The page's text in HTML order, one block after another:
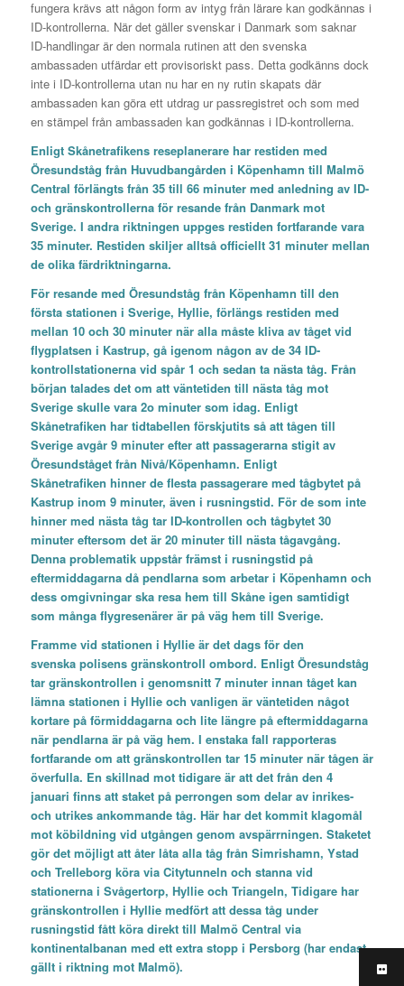
fungera krävs att någon form av intyg från lärare kan godkännas i
ID-kontrollerna. När det gäller svenskar i Danmark som saknar
ID-handlingar är den normala rutinen att den svenska
ambassaden utfärdar ett provisoriskt pass. Detta godkänns dock
inte i ID-kontrollerna utan nu har en ny rutin skapats där
ambassaden kan göra ett utdrag ur passregistret och som med
en stämpel från ambassaden kan godkännas i ID-kontrollerna.
Enligt Skånetrafikens reseplanerare har restiden med
Öresundståg från Huvudbangården i Köpenhamn till Malmö
Central förlängts från 35 till 66 minuter med anledning av ID-
och gränskontrollerna för resande från Danmark mot
Sverige. I andra riktningen uppges restiden fortfarande vara
35 minuter. Restiden skiljer alltså officiellt 31 minuter mellan
de olika färdriktningarna.
För resande med Öresundståg från Köpenhamn till den
första stationen i Sverige, Hyllie, förlängs restiden med
mellan 10 och 30 minuter när alla måste kliva av tåget vid
flygplatsen i Kastrup, gå igenom någon av de 34 ID-
kontrollstationerna vid spår 1 och sedan ta nästa tåg. Från
början talades det om att väntetiden till nästa tåg mot
Sverige skulle vara 2o minuter som idag. Enligt
Skånetrafiken har tidtabellen förskjutits så att tågen till
Sverige avgår 9 minuter efter att passagerarna stigit av
Öresundståget från Nivå/Köpenhamn. Enligt
Skånetrafiken hinner de flesta passagerare med tågbytet på
Kastrup inom 9 minuter, även i rusningstid. För de som inte
hinner med nästa tåg tar ID-kontrollen och tågbytet 30
minuter eftersom det är 20 minuter till nästa tågavgång.
Denna problematik uppstår främst i rusningstid på
eftermiddagarna då pendlarna som arbetar i Köpenhamn och
dess omgivningar ska resa hem till Skåne igen samtidigt
som många flygresenärer är på väg hem till Sverige.
Framme vid stationen i Hyllie är det dags för den
svenska polisens gränskontroll ombord. Enligt Öresundståg
tar gränskontrollen i genomsnitt 7 minuter innan tåget kan
lämna stationen i Hyllie och vanligen är väntetiden något
kortare på förmiddagarna och lite längre på eftermiddagarna
när pendlarna är på väg hem. I enstaka fall rapporteras
fortfarande om att gränskontrollen tar 15 minuter när tågen är
överfulla. En skillnad mot tidigare är att det från den 4
januari finns att staket på perrongen som delar av inrikes-
och utrikes ankommande tåg. Här har det kommit klagomål
mot köbildning vid utgången genom avspärrningen. Staketet
gör det möjligt att åter låta alla tåg från Simrishamn, Ystad
och Trelleborg köra via Citytunneln och stanna vid
stationerna i Svågertorp, Hyllie och Triangeln, Tidigare har
gränskontrollen i Hyllie medfört att dessa tåg under
rusningstid fått köra direkt till Malmö Central via
kontinentalbanan med ett extra stopp i Persborg (har endast
gällt i riktning mot Malmö).